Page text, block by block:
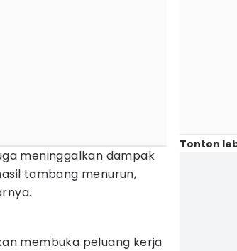
meninggalkan dampak
tambang menurun,
membuka peluang kerja
Tonton